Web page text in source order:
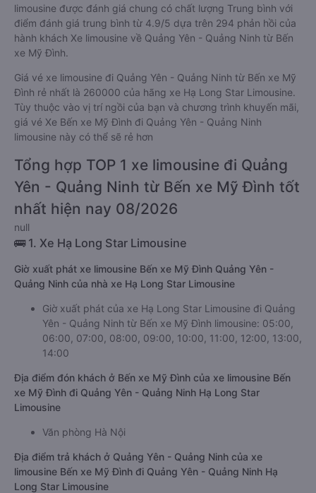
limousine được đánh giá chung có chất lượng Trung bình với
điểm đánh giá trung bình từ 4.9/5 dựa trên 294 phản hồi của
hành khách Xe limousine về Quảng Yên - Quảng Ninh từ Bến
xe Mỹ Đình.
Giá vé xe limousine đi Quảng Yên - Quảng Ninh từ Bến xe Mỹ
Đình rẻ nhất là 260000 của hãng xe Hạ Long Star Limousine.
Tùy thuộc vào vị trí ngồi của bạn và chương trình khuyến mãi,
giá vé Xe Bến xe Mỹ Đình đi Quảng Yên - Quảng Ninh
limousine này có thể sẽ rẻ hơn
Tổng hợp TOP 1 xe limousine đi Quảng
Yên - Quảng Ninh từ Bến xe Mỹ Đình tốt
nhất hiện nay 08/2026
null
🚌 1. Xe Hạ Long Star Limousine
Giờ xuất phát xe limousine Bến xe Mỹ Đình Quảng Yên -
Quảng Ninh của nhà xe Hạ Long Star Limousine
Giờ xuất phát của xe Hạ Long Star Limousine đi Quảng
Yên - Quảng Ninh từ Bến xe Mỹ Đình limousine: 05:00,
06:00, 07:00, 08:00, 09:00, 10:00, 11:00, 12:00, 13:00,
14:00
Địa điểm đón khách ở Bến xe Mỹ Đình của xe limousine Bến
xe Mỹ Đình đi Quảng Yên - Quảng Ninh Hạ Long Star
Limousine
Văn phòng Hà Nội
Địa điểm trả khách ở Quảng Yên - Quảng Ninh của xe
limousine Bến xe Mỹ Đình đi Quảng Yên - Quảng Ninh Hạ
Long Star Limousine